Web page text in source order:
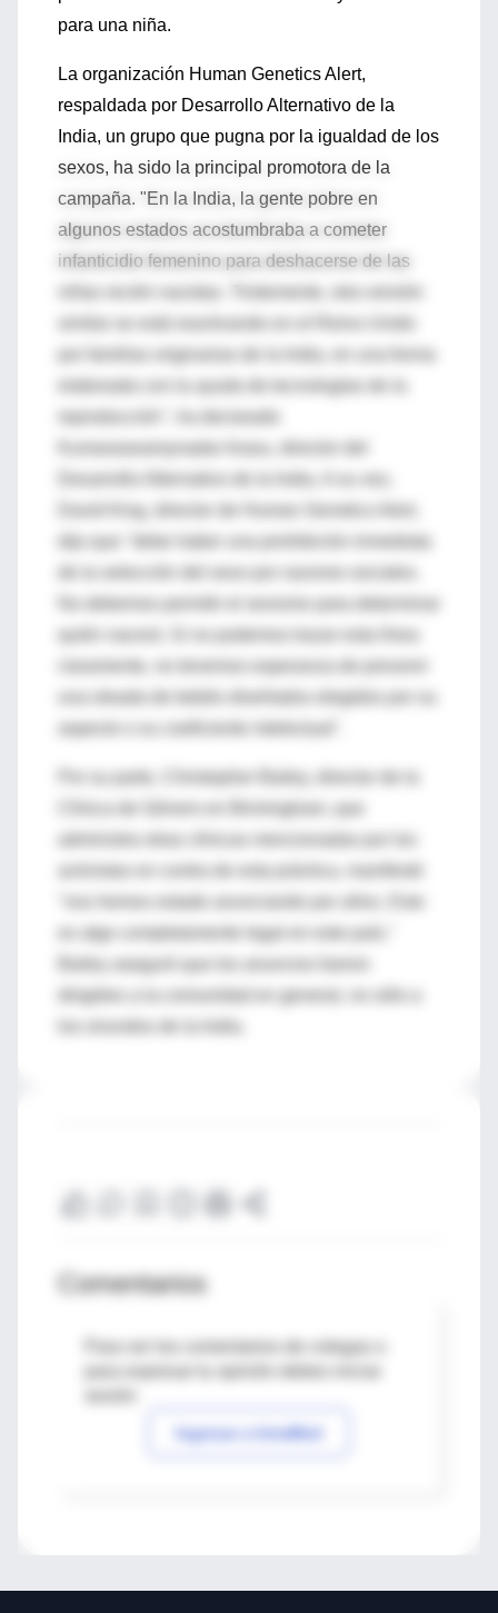
para una niña.
La organización Human Genetics Alert,
respaldada por Desarrollo Alternativo de la
India, un grupo que pugna por la igualdad de los
sexos, ha sido la principal promotora de la
campaña. "En la India, la gente pobre en
algunos estados acostumbraba a cometer
infanticidio femenino para deshacerse de las
por familias originarias de la India, en una forma
elaborada con la ayuda de tecnologías de la
una oleada de bebés diseñados elegidos por su
aspecto o su coeficiente intelectual".
Clínica de Género en Birmingham, que
es algo completamente legal en este país."
Bailey aseguró que los anuncios fueron
dirigidos a la comunidad en general, no sólo a
Comentarios
Para ver los comentarios de colegas o
Ingresar a IntraMed